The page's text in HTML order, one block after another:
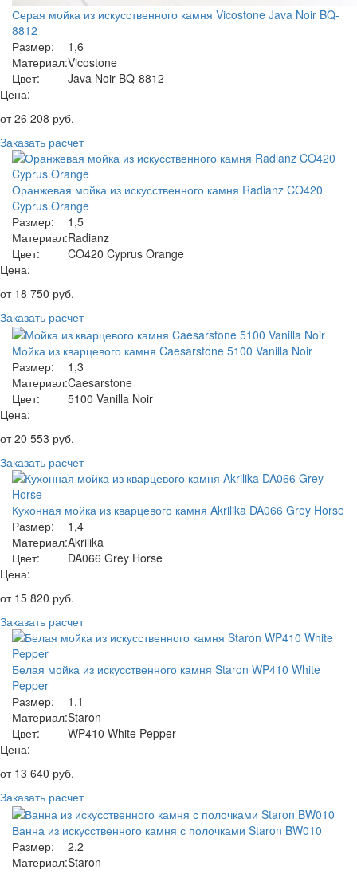
Серая мойка из искусственного камня Vicostone Java Noir BQ-
8812
Размер:
1,6
Материал:Vicostone
Цвет:
Java Noir BQ-8812
Цена:
от26 208 руб.
Заказать расчет
Оранжевая мойка из искусственного камня Radianz CO420
Cyprus Orange
Размер:
1,5
Материал:Radianz
Цвет:
CO420 Cyprus Orange
Цена:
от 18 750 руб.
Заказать расчет
Мойка из кварцевого камня Caesarstone 5100 Vanilla Noir
Размер:
1,3
Материал:Caesarstone
Цвет:
5100 Vanilla Noir
Цена:
от20 553 руб.
Заказать расчет
Кухонная мойка из кварцевого камня Akrilika DA066 Grey Horse
Размер:
1,4
Материал:Akrilika
Цвет:
DA066 Grey Horse
Цена:
от 15 820 руб.
Заказать расчет
Белая мойка из искусственного камня Staron WP410 White
Pepper
Размер:
1,1
Материал:Staron
Цвет:
WP410 White Pepper
Цена:
от 13 640 руб.
Заказать расчет
Ванна из искусственного камня с полочками Staron BW010
Размер:
2,2
Материал:Staron